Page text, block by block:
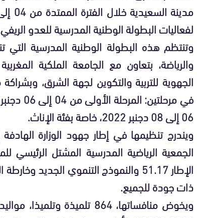
لفعاليات البطولة الوطنية المدرسية للعدو
وتنتظم هذه البطولة الوطنية المدرسية التي
والرياضة، بتعاون مع الجامعة الملكية
الجهوية للتربية والتكوين لجهة الشرق،
06 إلى 08 دجنبر 2022، خاصة بفئة الإناث.
ويندرج تنظيمها في إطار جهود الوزارة
الجمعية الرياضية المدرسية المشتل
ذات جودة للجميع.